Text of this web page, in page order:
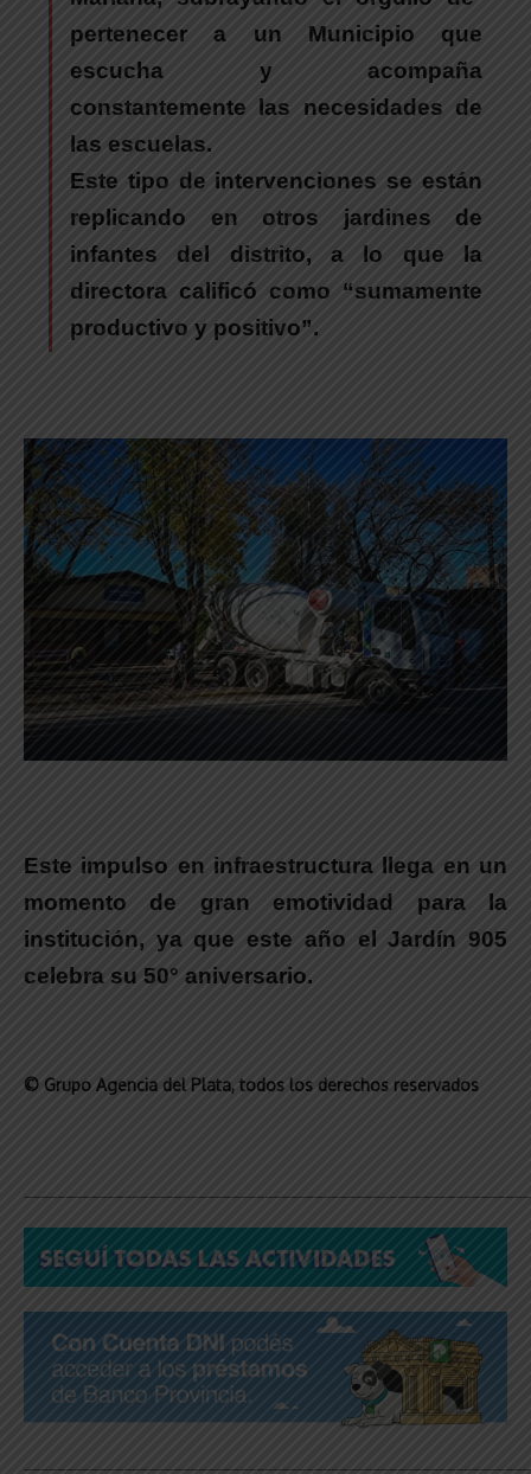
pertenecer a un Municipio que
escucha y acompaña
constantemente las necesidades de
las escuelas.
Este tipo de intervenciones se están
replicando en otros jardines de
infantes del distrito, a lo que la
directora calificó como “sumamente
productivo y positivo”.
Este impulso en infraestructura llega en un
momento de gran emotividad para la
institución, ya que este año el Jardín 905
celebra su 50° aniversario.
© Grupo Agencia del Plata, todos los derechos reservados